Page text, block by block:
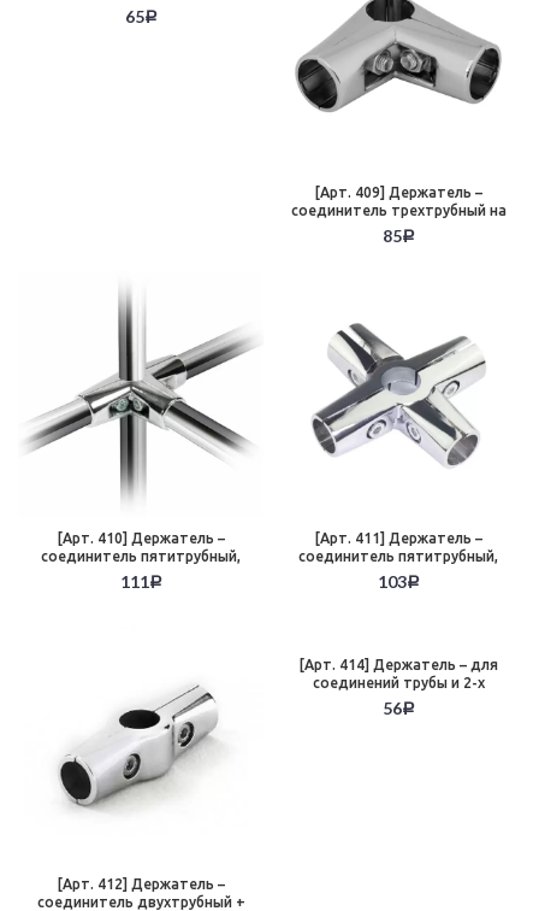
ABS
65Р
[Арт. 409] Держатель –
соединитель трехтрубный на
90°, хром
85Р
[Арт. 410] Держатель –
соединитель пятитрубный,
хром
111Р
[Арт. 411] Держатель –
соединитель пятитрубный,
хром
103Р
[Арт. 412] Держатель –
соединитель двухтрубный +
[Арт. 414] Держатель – для
соединений трубы и 2-х
панелей шир до 18 мм, хром
56Р